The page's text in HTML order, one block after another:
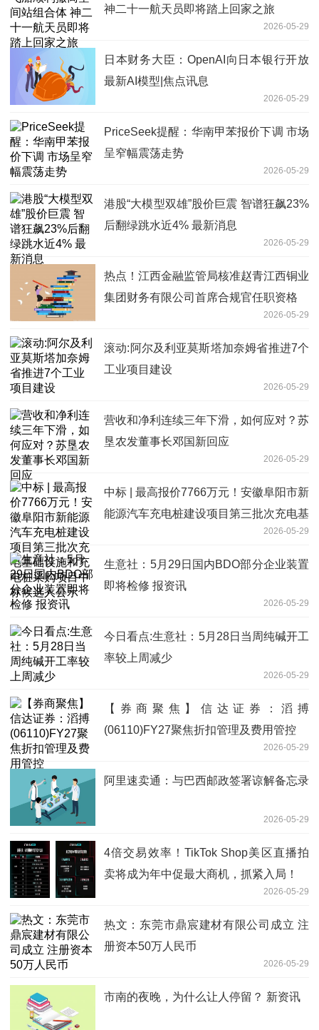
神二十一航天员即将踏上回家之旅
2026-05-29
日本财务大臣：OpenAI向日本银行开放
最新AI模型|焦点讯息
2026-05-29
PriceSeek提醒：华南甲苯报价下调 市场
呈窄幅震荡走势
2026-05-29
港股“大模型双雄”股价巨震 智谱狂飙23%
后翻绿跳水近4% 最新消息
2026-05-29
热点！江西金融监管局核准赵青江西铜业
集团财务有限公司首席合规官任职资格
2026-05-29
滚动:阿尔及利亚莫斯塔加奈姆省推进7个
工业项目建设
2026-05-29
营收和净利连续三年下滑，如何应对？苏
垦农发董事长邓国新回应
2026-05-29
中标 | 最高报价7766万元！安徽阜阳市新
能源汽车充电桩建设项目第三批次充电基
础设施和充电桩采购项目中标候选人公示
2026-05-29
生意社：5月29日国内BDO部分企业装置
即将检修 报资讯
2026-05-29
今日看点:生意社：5月28日当周纯碱开工
率较上周减少
2026-05-29
【券商聚焦】信达证券：滔搏
(06110)FY27聚焦折扣管理及费用管控
2026-05-29
阿里速卖通：与巴西邮政签署谅解备忘录
2026-05-29
4倍交易效率！TikTok Shop美区直播拍
卖将成为年中促最大商机，抓紧入局！
2026-05-29
热文：东莞市鼎宸建材有限公司成立 注
册资本50万人民币
2026-05-29
市南的夜晚，为什么让人停留？ 新资讯